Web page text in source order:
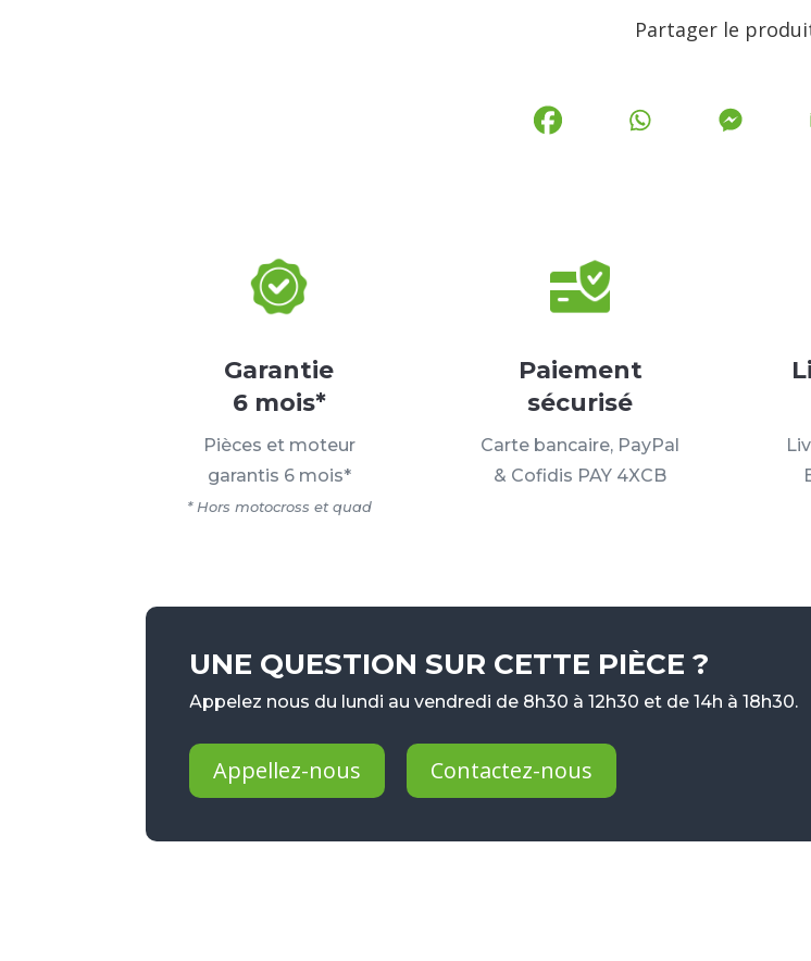
Partager le
Garantie
6 mois*
Pièces et moteur
garantis 6 mois*
* Hors motocross et quad
Paiement
sécurisé
Carte bancaire, PayPal
& Cofidis PAY 4XCB
UNE QUESTION SUR CETTE PIÈCE ?
Appelez nous du lundi au vendredi de 8h30 à 12h30 et de 14h à 18h30.
Appellez-nous Contactez-nous